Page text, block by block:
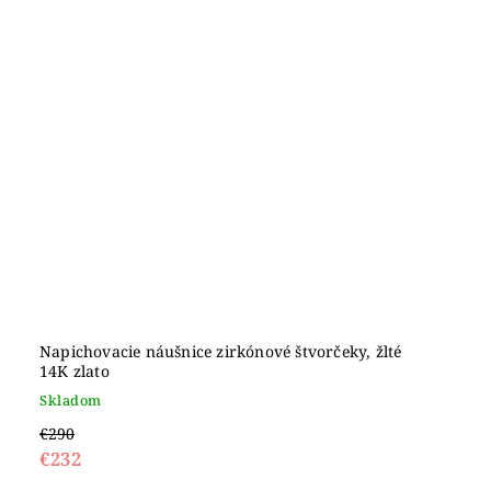
Napichovacie náušnice zirkónové štvorčeky, žlté
14K zlato
Skladom
€290
€232